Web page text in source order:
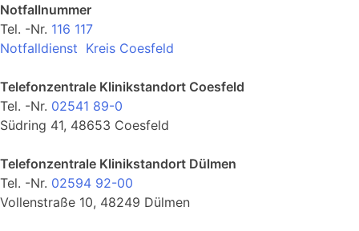
Notfallnummer
Tel. -Nr. 116 117
Notfalldienst Kreis Coesfeld
Telefonzentrale Klinikstandort Coesfeld
Tel. -Nr. 02541 89-0
Südring 41, 48653 Coesfeld
Telefonzentrale Klinikstandort Dülmen
Tel. -Nr. 02594 92-00
Vollenstraße 10, 48249 Dülmen